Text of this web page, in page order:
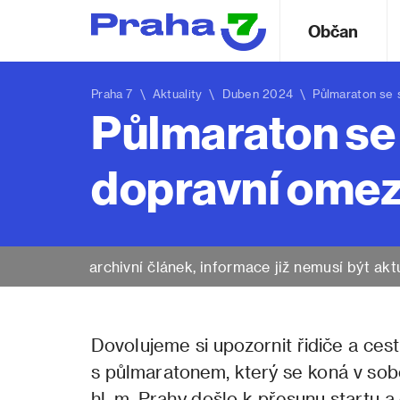
Občan
Praha 7 \ Aktuality \ Duben 2024 \ Půlmaraton se
Půlmaraton
dopravní
archivní článek, informace již nemusí být
Dovolujeme si upozornit řidiče a
s půlmaratonem, který se koná v